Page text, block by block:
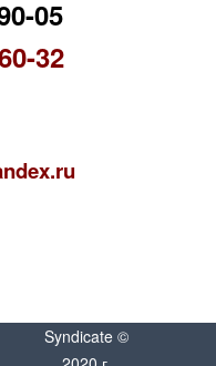
05
32
Syndicate ©